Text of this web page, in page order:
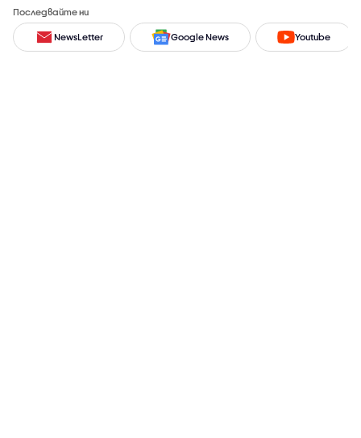
Последвайте ни
NewsLetter Google News Youtube